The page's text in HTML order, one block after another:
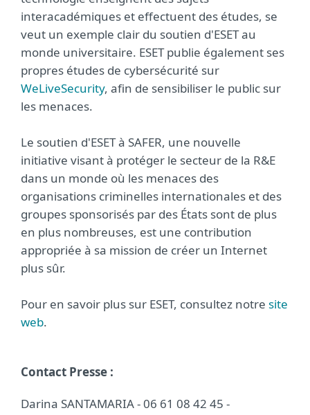
interacadémiques et effectuent des études, se
veut un exemple clair du soutien d'ESET au
monde universitaire. ESET publie également ses
propres études de cybersécurité sur
WeLiveSecurity, afin de sensibiliser le public sur
les menaces.
Le soutien d'ESET à SAFER, une nouvelle
initiative visant à protéger le secteur de la R&E
dans un monde où les menaces des
organisations criminelles internationales et des
groupes sponsorisés par des États sont de plus
en plus nombreuses, est une contribution
appropriée à sa mission de créer un Internet
plus sûr.
Pour en savoir plus sur ESET, consultez notre site
web.
Contact Presse :
Darina SANTAMARIA - 06 61 08 42 45 -